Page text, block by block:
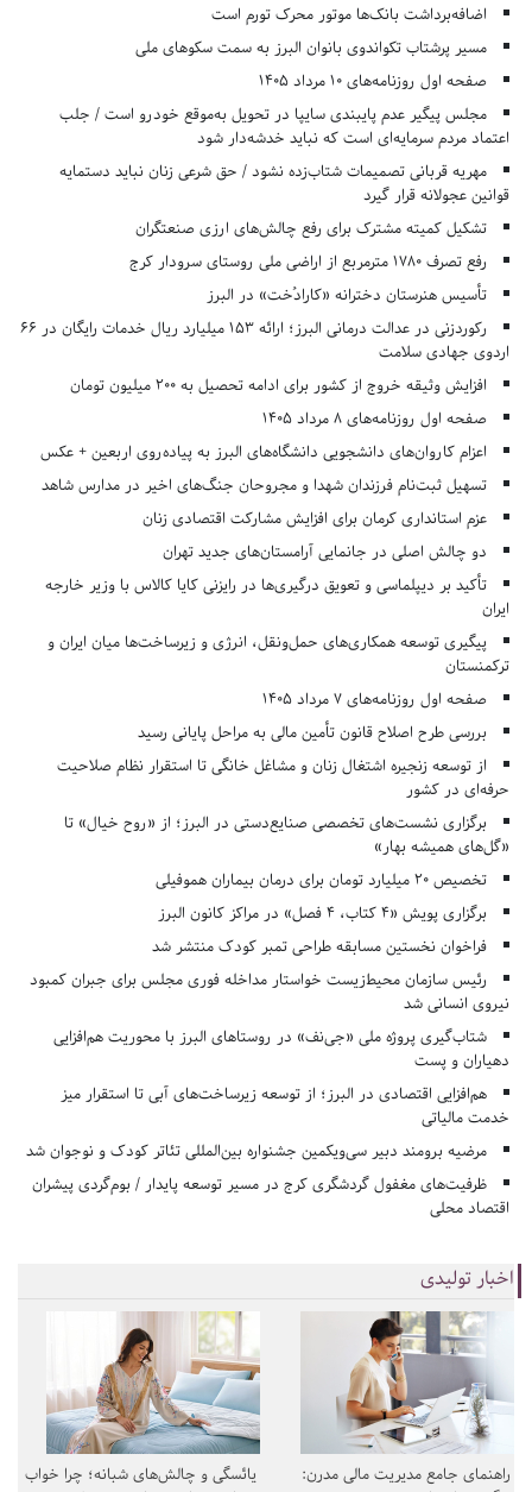
اضافه‌برداشت بانک‌ها موتور محرک تورم است
مسیر پرشتاب تکواندوی بانوان البرز به سمت سکوهای ملی
صفحه اول روزنامه‌های 10 مرداد 1405
مجلس پیگیر عدم پایبندی سایپا در تحویل به‌موقع خودرو است / جلب
اعتماد مردم سرمایه‌ای است که نباید خدشه‌دار شود
مهریه قربانی تصمیمات شتاب‌زده نشود / حق شرعی زنان نباید دستمایه
قوانین عجولانه قرار گیرد
تشکیل کمیته مشترک برای رفع چالش‌های ارزی صنعتگران
رفع تصرف ۱۷۸۰ مترمربع از اراضی ملی روستای سرودار کرج
تأسیس هنرستان دخترانه «کارادُخت» در البرز
رکوردزنی در عدالت درمانی البرز؛ ارائه ۱۵۳ میلیارد ریال خدمات رایگان در ۶۶
اردوی جهادی سلامت
افزایش وثیقه خروج از کشور برای ادامه تحصیل به ۲۰۰ میلیون تومان
صفحه اول روزنامه‌های 8 مرداد 1405
اعزام کاروان‌های دانشجویی دانشگاه‌های البرز به پیاده‌روی اربعین + عکس
تسهیل ثبت‌نام فرزندان شهدا و مجروحان جنگ‌های اخیر در مدارس شاهد
عزم استانداری کرمان برای افزایش مشارکت اقتصادی زنان
دو چالش اصلی در جانمایی آرامستان‌های جدید تهران
تأکید بر دیپلماسی و تعویق درگیری‌ها در رایزنی کایا کالاس با وزیر خارجه
ایران
پیگیری توسعه همکاری‌های حمل‌ونقل، انرژی و زیرساخت‌ها میان ایران و
ترکمنستان
صفحه اول روزنامه‌های 7 مرداد 1405
بررسی طرح اصلاح قانون تأمین مالی به مراحل پایانی رسید
از توسعه زنجیره اشتغال زنان و مشاغل خانگی تا استقرار نظام صلاحیت
حرفه‌ای در کشور
برگزاری نشست‌های تخصصی صنایع‌دستی در البرز؛ از «روح خیال» تا
«گل‌های همیشه بهار»
تخصیص ۲۰ میلیارد تومان برای درمان بیماران هموفیلی
برگزاری پویش «۴ کتاب، ۴ فصل» در مراکز کانون البرز
فراخوان نخستین مسابقه طراحی تمبر کودک منتشر شد
رئیس سازمان محیط‌زیست خواستار مداخله فوری مجلس برای جبران کمبود
نیروی انسانی شد
شتاب‌گیری پروژه ملی «جی‌نف» در روستاهای البرز با محوریت هم‌افزایی
دهیاران و پست
هم‌افزایی اقتصادی در البرز؛ از توسعه زیرساخت‌های آبی تا استقرار میز
خدمت مالیاتی
مرضیه برومند دبیر سی‌ویکمین جشنواره بین‌المللی تئاتر کودک و نوجوان شد
ظرفیت‌های مغفول گردشگری کرج در مسیر توسعه پایدار / بوم‌گردی پیشران
اقتصاد محلی
اخبار تولیدی
راهنمای جامع مدیریت مالی مدرن:
یائسگی و چالش‌های شبانه؛ چرا خواب